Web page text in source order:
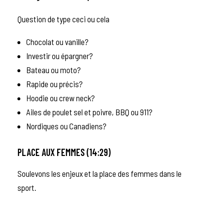
Question de type ceci ou cela
Chocolat ou vanille?
Investir ou épargner?
Bateau ou moto?
Rapide ou précis?
Hoodie ou crew neck?
Ailes de poulet sel et poivre, BBQ ou 911?
Nordiques ou Canadiens?
PLACE AUX FEMMES (14:29)
Soulevons les enjeux et la place des femmes dans le
sport.